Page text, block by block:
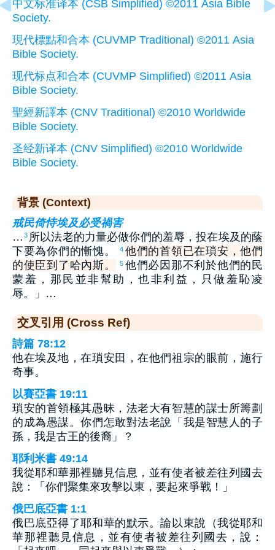
中文标准译本 (CSB Simplified) ©2011 Asia Bible
Society.
現代標點和合本 (CUVMP Traditional) ©2011 Asia
Bible Society.
现代标点和合本 (CUVMP Simplified) ©2011 Asia
Bible Society.
聖經新譯本 (CNV Traditional) ©2010 Worldwide
Bible Society.
圣经新译本 (CNV Simplified) ©2010 Worldwide
Bible Society.
背景 (Context)
戒民倚恃埃及必受禍害
… 3 所以法老的力量必做你們的羞辱，投在埃及的蔭
下要為你們的慚愧。
4 他們的首領已在瑣安，他們
的使臣到了哈內斯。
5 他們必因那不利於他們的民
蒙羞，那民並非幫助，也非利益，只做羞恥凌
辱。」…
交叉引用 (Cross Ref)
詩篇 78:12
他在埃及地，在瑣安田，在他們祖宗的眼前，施行
奇事。
以賽亞書 19:11
瑣安的首領極其愚昧，法老大有智慧的謀士所籌劃
的成為愚謀。你們怎敢對法老說「我是智慧人的子
孫，我是古王的後裔」？
耶利米書 49:14
我從耶和華那裡聽見信息，並有使者被差往列國去
說：「你們聚集來攻擊以東，要起來爭戰！」
俄巴底亞書 1:1
俄巴底亞得了耶和華的默示。論以東說（我從耶和
華那裡聽見信息，並有使者被差往列國去，說：